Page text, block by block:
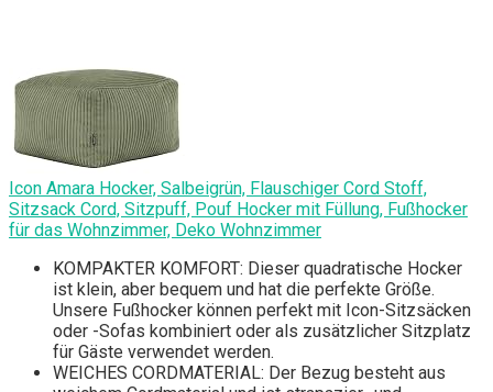
Icon Amara Hocker, Salbeigrün, Flauschiger Cord Stoff,
Sitzsack Cord, Sitzpuff, Pouf Hocker mit Füllung, Fußhocker
für das Wohnzimmer, Deko Wohnzimmer
KOMPAKTER KOMFORT: Dieser quadratische Hocker
ist klein, aber bequem und hat die perfekte Größe.
Unsere Fußhocker können perfekt mit Icon-Sitzsäcken
oder -Sofas kombiniert oder als zusätzlicher Sitzplatz
für Gäste verwendet werden.
WEICHES CORDMATERIAL: Der Bezug besteht aus